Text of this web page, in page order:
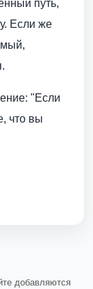
путь,
Если же
"Если
что вы
добавляются